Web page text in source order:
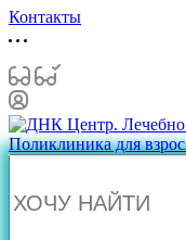
Контакты